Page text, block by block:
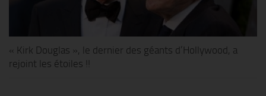
« Kirk Douglas », le dernier des géants d’Hollywood, a
rejoint les étoiles !!